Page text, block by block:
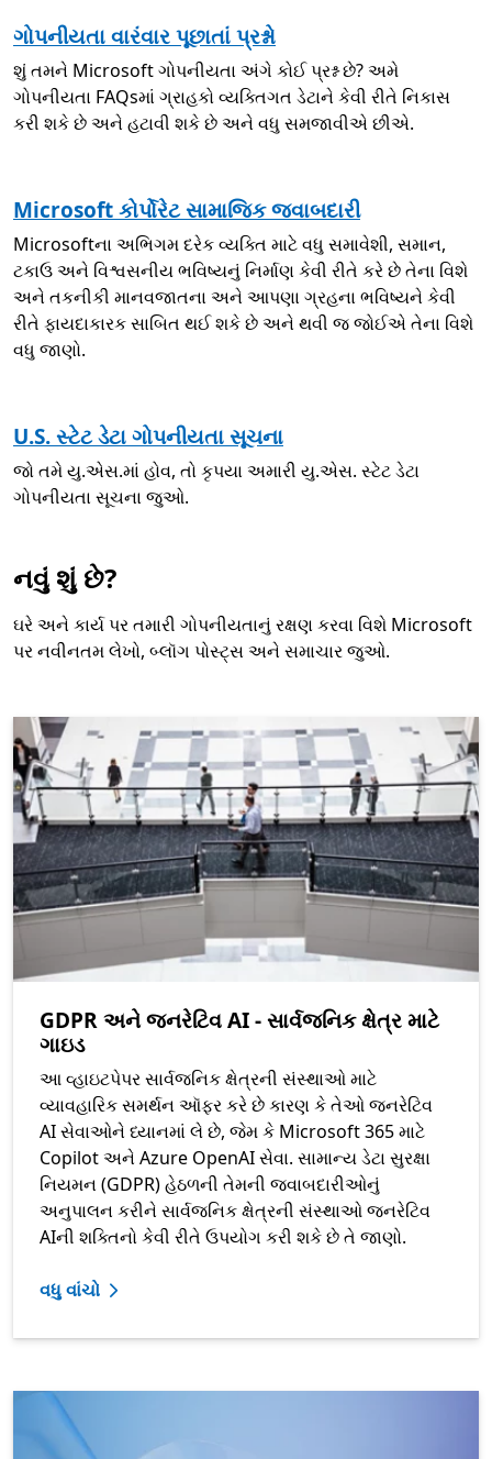
ગોપનીયતા વારંવાર પૂછાતાં પ્રશ્નો
શું તમને Microsoft ગોપનીયતા અંગે કોઈ પ્રશ્ન છે? અમે
ગોપનીયતા FAQsમાં ગ્રાહકો વ્યક્તિગત ડેટાને કેવી રીતે નિકાસ
કરી શકે છે અને હટાવી શકે છે અને વધુ સમજાવીએ છીએ.
Microsoft કોર્પોરેટ સામાજિક જવાબદારી
Microsoftના અભિગમ દરેક વ્યક્તિ માટે વધુ સમાવેશી, સમાન,
ટકાઉ અને વિશ્વસનીય ભવિષ્યનું નિર્માણ કેવી રીતે કરે છે તેના વિશે
અને તકનીકી માનવજાતના અને આપણા ગ્રહના ભવિષ્યને કેવી
રીતે ફાયદાકારક સાબિત થઈ શકે છે અને થવી જ જોઈએ તેના વિશે
વધુ જાણો.
U.S. સ્ટેટ ડેટા ગોપનીયતા સૂચના
જો તમે યુ.એસ.માં હોવ, તો કૃપયા અમારી યુ.એસ. સ્ટેટ ડેટા
ગોપનીયતા સૂચના જુઓ.
નવું શું છે?
ઘરે અને કાર્ય પર તમારી ગોપનીયતાનું રક્ષણ કરવા વિશે Microsoft
પર નવીનતમ લેખો, બ્લૉગ પોસ્ટ્સ અને સમાચાર જુઓ.
GDPR અને જનરેટિવ AI - સાર્વજનિક ક્ષેત્ર માટે
ગાઇડ
આ વ્હાઇટપેપર સાર્વજનિક ક્ષેત્રની સંસ્થાઓ માટે
વ્યાવહારિક સમર્થન ઑફર કરે છે કારણ કે તેઓ જનરેટિવ
AI સેવાઓને ધ્યાનમાં લે છે, જેમ કે Microsoft 365 માટે
Copilot અને Azure OpenAI સેવા. સામાન્ય ડેટા સુરક્ષા
નિયમન (GDPR) હેઠળની તેમની જવાબદારીઓનું
અનુપાલન કરીને સાર્વજનિક ક્ષેત્રની સંસ્થાઓ જનરેટિવ
AIની શક્તિનો કેવી રીતે ઉપયોગ કરી શકે છે તે જાણો.
વધુ વાંચો